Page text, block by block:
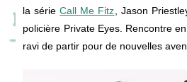
la sérieCall Me Fitz , Jason
policière Private Eyes. Rencontre
ravi de partir pour de nouvelles